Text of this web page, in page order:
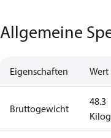
Allgemeine
Eigenschaften Wert
Bruttogewicht
48.3